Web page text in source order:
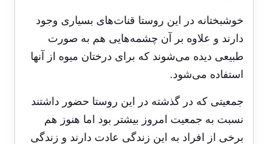
خوشبختانه در این روستا قنات‌های بسیاری وجود
دارند و علاوه بر آن چشمه‌هایی هم به صورت
طبیعی دیده می‌شوند که برای درختان میوه از آنها
استفاده می‌شود.
جمعیتی که در گذشته در این روستا حضور داشتند
نسبت به جمعیت امروز بیشتر بود اما هنوز هم
برخی از افراد به این زندگی عادت دارند و زندگی